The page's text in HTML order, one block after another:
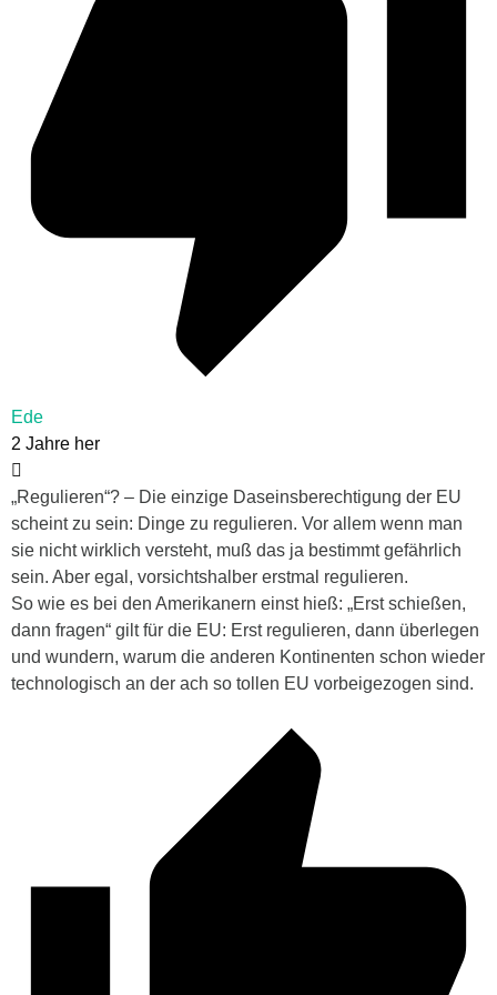
Ede
2 Jahre her
„Regulieren“? – Die einzige Daseinsberechtigung der EU
scheint zu sein: Dinge zu regulieren. Vor allem wenn man
sie nicht wirklich versteht, muß das ja bestimmt gefährlich
sein. Aber egal, vorsichtshalber erstmal regulieren.
So wie es bei den Amerikanern einst hieß: „Erst schießen,
dann fragen“ gilt für die EU: Erst regulieren, dann überlegen
und wundern, warum die anderen Kontinenten schon wieder
technologisch an der ach so tollen EU vorbeigezogen sind.